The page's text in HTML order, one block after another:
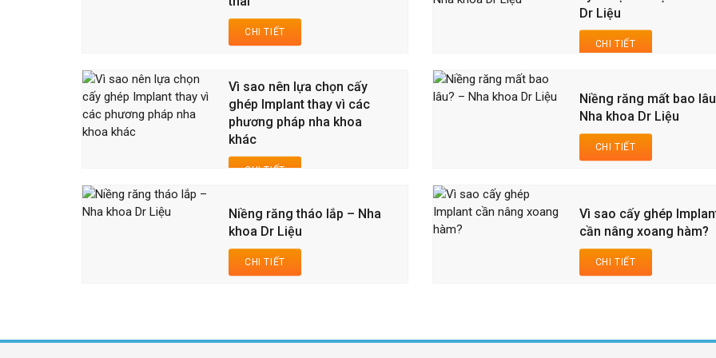
CHI TIẾT
Dr Liệu
CHI TIẾT
Vì sao nên lựa chọn cấy
ghép Implant thay vì các
phương pháp nha khoa
khác
CHI TIẾT
Niềng răng mất bao
Nha khoa Dr Liệu
CHI TIẾT
Niềng răng tháo lắp – Nha
khoa Dr Liệu
CHI TIẾT
Vì sao cấy ghép
cần nâng xoang hàm?
CHI TIẾT